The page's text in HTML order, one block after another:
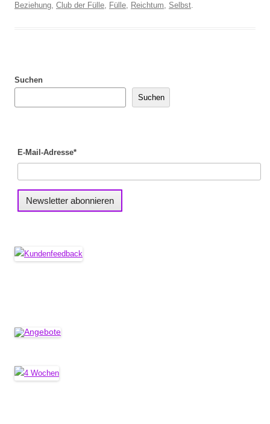
Beziehung, Club der Fülle, Fülle, Reichtum, Selbst.
Suchen
Suchen
E-Mail-Adresse*